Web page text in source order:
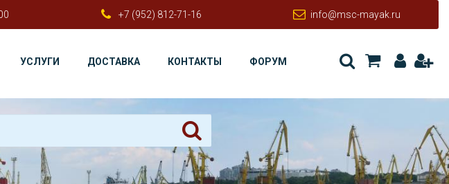
+7 (952) 812-71-16 info@msc-mayak.ru
УСЛУГИ ДОСТАВКА КОНТАКТЫ ФОРУМ